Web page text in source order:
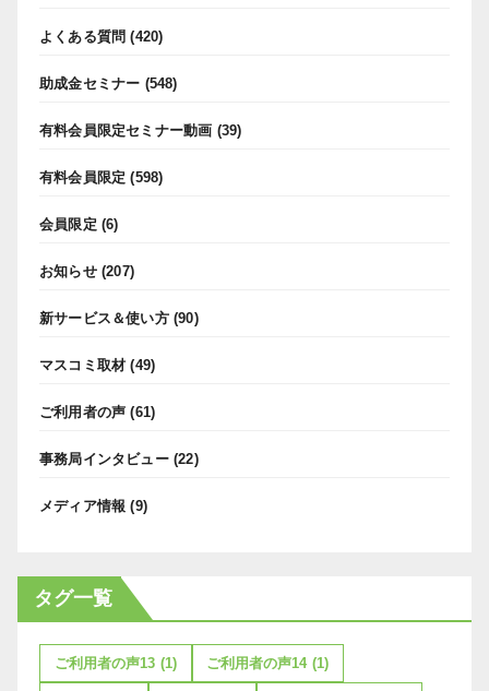
よくある質問 (420)
助成金セミナー (548)
有料会員限定セミナー動画 (39)
有料会員限定 (598)
会員限定 (6)
お知らせ(207)
新サービス＆使い方(90)
マスコミ取材 (49)
ご利用者の声 (61)
事務局インタビュー(22)
メディア情報 (9)
タグ一覧
ご利用者の声13 (1) ご利用者の声14 (1)